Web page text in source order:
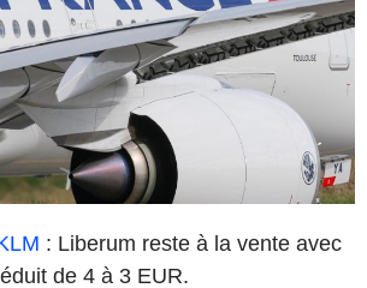
: Liberum reste à la vente avec
de 4 à 3 EUR.